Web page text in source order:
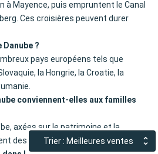
Trier : Meilleures ventes
à Mayence, puis empruntent le Canal
Ces croisières peuvent durer
Danube ?
pays européens tels que
la Hongrie, la Croatie, la
conviennent-elles aux familles
axées sur le patrimoine et la
destinées aux adultes.